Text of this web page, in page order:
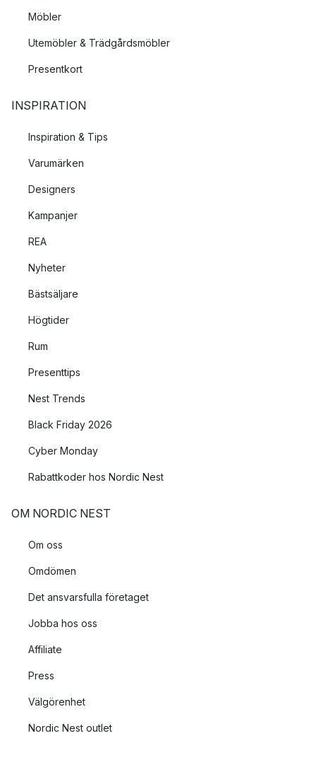
Möbler
Utemöbler & Trädgårdsmöbler
Presentkort
INSPIRATION
Inspiration & Tips
Varumärken
Designers
Kampanjer
REA
Nyheter
Bästsäljare
Högtider
Rum
Presenttips
Nest Trends
Black Friday 2026
Cyber Monday
Rabattkoder hos Nordic Nest
OM NORDIC NEST
Om oss
Omdömen
Det ansvarsfulla företaget
Jobba hos oss
Affiliate
Press
Välgörenhet
Nordic Nest outlet